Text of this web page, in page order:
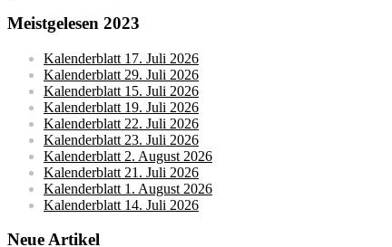
Meistgelesen 2023
Kalenderblatt 17. Juli 2026
Kalenderblatt 29. Juli 2026
Kalenderblatt 15. Juli 2026
Kalenderblatt 19. Juli 2026
Kalenderblatt 22. Juli 2026
Kalenderblatt 23. Juli 2026
Kalenderblatt 2. August 2026
Kalenderblatt 21. Juli 2026
Kalenderblatt 1. August 2026
Kalenderblatt 14. Juli 2026
Neue Artikel